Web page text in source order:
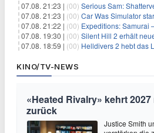
07.08. 21:23 | (00) Serious Sam: Shatterverse lädt
07.08. 21:23 | (00) Car Was Simulator startet
07.08. 21:22 | (00) Expeditions: Samurai – Start in
07.08. 19:30 | (00) Silent Hill 2 erhält neues Update –
07.08. 18:59 | (00) Helldivers 2 hebt das Level-Limit an
KINO/TV-NEWS
«Heated Rivalry» kehrt
zurück
Justice Smith